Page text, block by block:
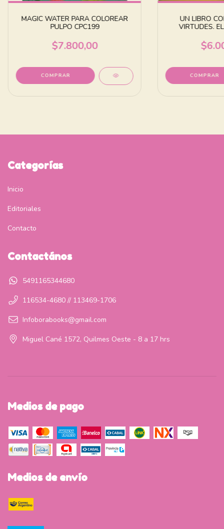
MAGIC WATER PARA COLOREAR
PULPO CPC199
$7.800,00
UN LIBRO
VIRTUDES.
Categorías
Inicio
Editoriales
Contacto
Contactános
5491165344680
116534-4680 // 113469-1706
Infoborabooks@gmail.com
Miguel Cané 1572, Quilmes Oeste - 8 a 17 hrs
Medios de pago
Medios de envío